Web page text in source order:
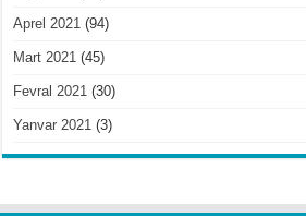
Aprel 2021 (94)
Mart 2021 (45)
Fevral 2021 (30)
Yanvar 2021 (3)